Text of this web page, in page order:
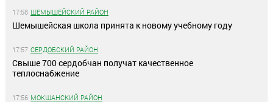
17:58 ШЕМЫШЕЙСКИЙ РАЙОН
Шемышейская школа принята к новому учебному году
17:57 СЕРДОБСКИЙ РАЙОН
Свыше 700 сердобчан получат качественное
теплоснабжение
17:56 МОКШАНСКИЙ РАЙОН